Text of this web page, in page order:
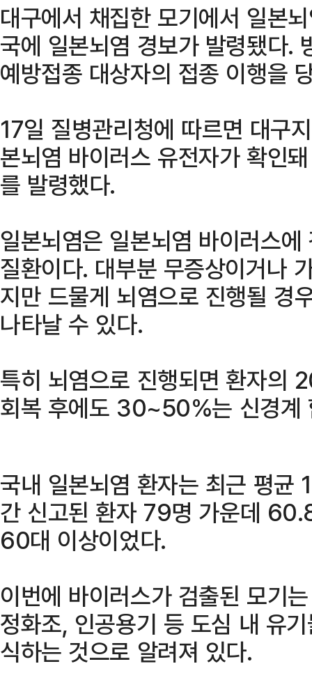
대구에서 채집한 모기에서 일본
국에 일본뇌염 경보가 발령됐다.
예방접종 대상자의 접종 이행을
17일 질병관리청에 따르면 대구
본뇌염 바이러스 유전자가 확인
를 발령했다.
일본뇌염은 일본뇌염 바이러스
질환이다. 대부분 무증상이거나
지만 드물게 뇌염으로 진행될 경
나타날 수 있다.
특히 뇌염으로 진행되면 환자의
회복 후에도 30~50%는 신경계
국내 일본뇌염 환자는 최근 평균
간 신고된 환자 79명 가운데
60대 이상이었다.
이번에 바이러스가 검출된 모기
정화조, 인공용기 등 도심 내 유
식하는 것으로 알려져 있다.